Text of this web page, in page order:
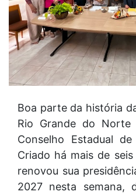
Boa parte da história
Rio Grande do
Conselho Estadual de
Criado há mais de
renovou sua
2027 nesta semana,